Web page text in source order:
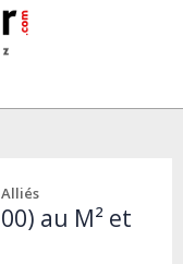
Alliés
au M² et